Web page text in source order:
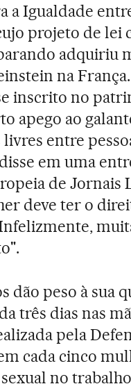
a Igualdade
projeto de lei
adquiriu
na
inscrito no
apego ao
livres entre
em uma
de Jornais
deve ter o
dão peso à sua
três dias nas
pela
cada cinco
no